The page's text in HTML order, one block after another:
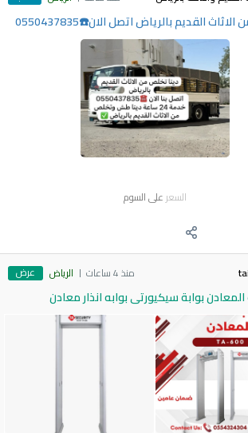
القديم بالرياض اتصل الان☎️0550437835
السعر على السوم
منذ 4 ساعات الرياض عرض
بوابة سيكيورتى بوابه انذار معادن